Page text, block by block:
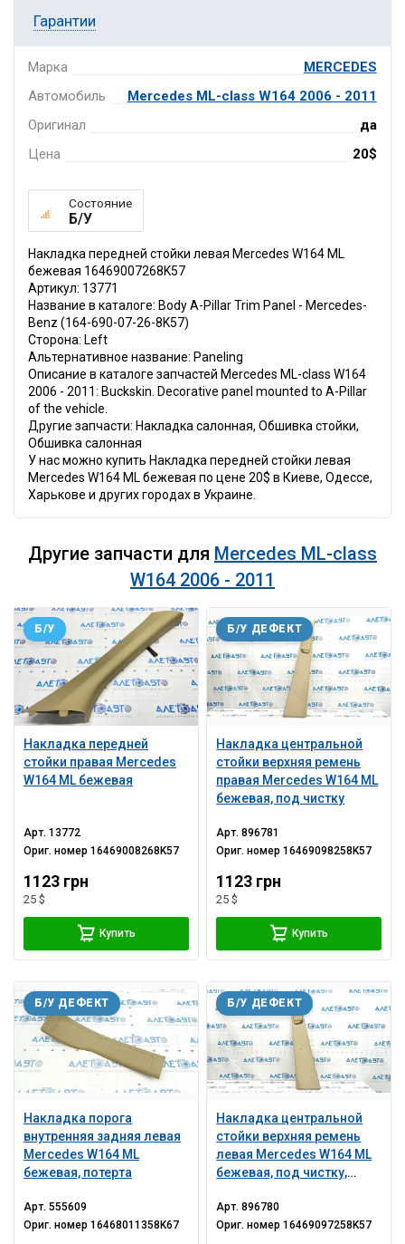
Гарантии
Марка
MERCEDES
Автомобиль
Mercedes ML-class W164 2006 - 2011
Оригинал
да
Цена
20$
Состояние
Б/У
Накладка передней стойки левая Mercedes W164 ML
бежевая 16469007268K57
Артикул: 13771
Название в каталоге: Body A-Pillar Trim Panel - Mercedes-
Benz (164-690-07-26-8K57)
Сторона: Left
Альтернативное название: Paneling
Описание в каталоге запчастей Mercedes ML-class W164
2006 - 2011: Buckskin. Decorative panel mounted to A-Pillar
of the vehicle.
Другие запчасти: Накладка салонная, Обшивка стойки,
Обшивка салонная
У нас можно купить Накладка передней стойки левая
Mercedes W164 ML бежевая по цене 20$ в Киеве, Одессе,
Харькове и других городах в Украине.
Другие запчасти для Mercedes ML-class
W164 2006 - 2011
Накладка передней
стойки правая Mercedes
W164 ML бежевая
Б/У
Арт.13772
Ориг. номер16469008268K57
1123 грн
25 $
Купить
Накладка центральной
стойки верхняя ремень
правая Mercedes W164 ML
бежевая, под чистку
Б/У ДЕФЕКТ
Арт.896781
Ориг. номер16469098258K57
1123 грн
25 $
Купить
Накладка порога
внутренняя задняя левая
Mercedes W164 ML
бежевая, потерта
Б/У ДЕФЕКТ
Арт.555609
Ориг. номер16468011358K67
Накладка центральной
стойки верхняя ремень
левая Mercedes W164 ML
бежевая, под чистку,
Б/У ДЕФЕКТ
Арт.896780
Ориг. номер16469097258K57